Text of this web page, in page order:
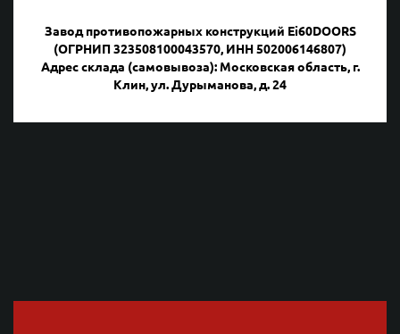
Завод противопожарных конструкций Ei60DOORS
(ОГРНИП 323508100043570, ИНН 502006146807)
Адрес склада (самовывоза): Московская область, г.
Клин, ул. Дурыманова, д. 24